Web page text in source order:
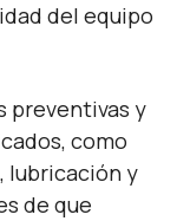
del equipo
preventivas y
como
lubricación y
de que